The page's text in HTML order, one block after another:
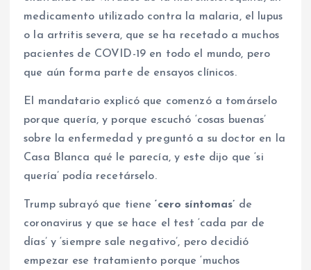
medicamento utilizado contra la malaria, el lupus
o la artritis severa, que se ha recetado a muchos
pacientes de COVID-19 en todo el mundo, pero
que aún forma parte de ensayos clínicos.
El mandatario explicó que comenzó a tomárselo
porque quería, y porque escuchó ‘cosas buenas’
sobre la enfermedad y preguntó a su doctor en la
Casa Blanca qué le parecía, y este dijo que ‘si
quería’ podía recetárselo.
Trump subrayó que tiene‘cero síntomas’ de
coronavirus y que se hace el test ‘cada par de
días’ y ‘siempre sale negativo’, pero decidió
empezar ese tratamiento porque ‘muchos